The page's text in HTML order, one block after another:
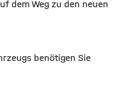
dem Weg zu den neuen
benötigen Sie